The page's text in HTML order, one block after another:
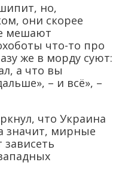
но,
они скорее
мешают
что-то про
же в морду суют:
а что вы
– и всё», –
что Украина
значит, мирные